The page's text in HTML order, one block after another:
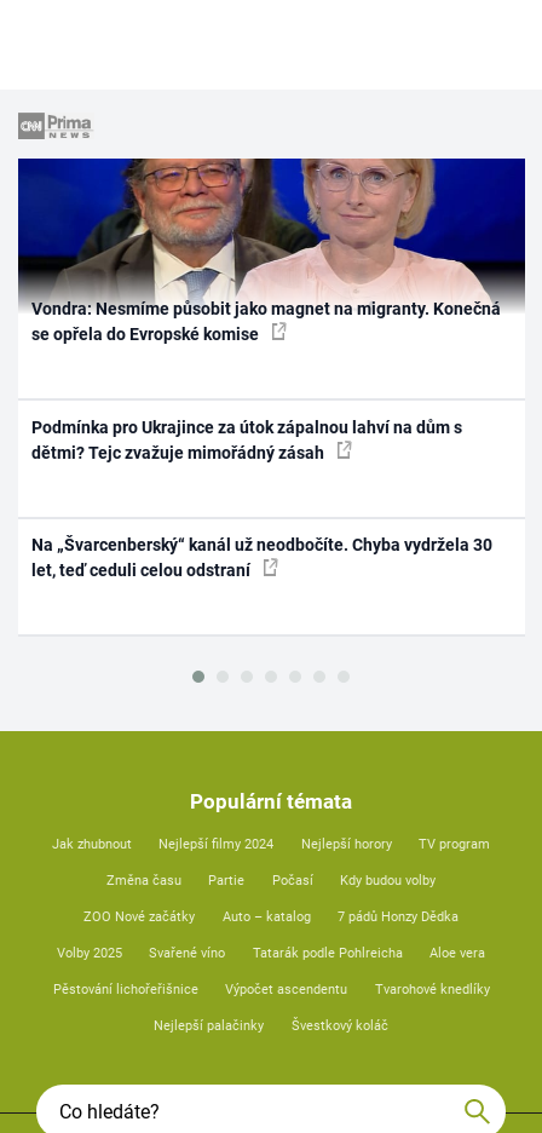
Vondra: Nesmíme působit jako magnet na migranty. Konečná
se opřela do Evropské komise
Podmínka pro Ukrajince za útok zápalnou lahví na dům s
dětmi? Tejc zvažuje mimořádný zásah
Na „Švarcenberský“ kanál už neodbočíte. Chyba vydržela 30
let, teď ceduli celou odstraní
Populární témata
Jak zhubnout Nejlepší filmy 2024 Nejlepší horory TV program
Změna času Partie Počasí Kdy budou volby
ZOO Nové začátky Auto – katalog 7 pádů Honzy Dědka
Volby 2025 Svařené víno Tatarák podle Pohlreicha Aloe vera
Pěstování lichořeřišnice Výpočet ascendentu Tvarohové knedlíky
Nejlepší palačinky Švestkový koláč